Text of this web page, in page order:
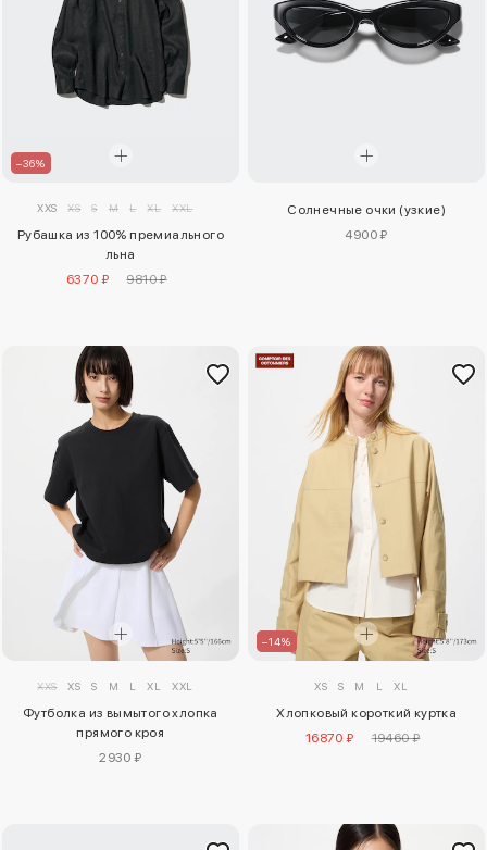
–36%
XXS XS S M L XL XXL
Рубашка из 100% премиального
льна
6370 ₽
9810 ₽
Солнечные очки (узкие)
4900 ₽
XXS XS S M L XL XXL
Футболка из вымытого хлопка
прямого кроя
2930 ₽
–14%
XS S M L XL
Хлопковый короткий куртка
16870 ₽
19460 ₽